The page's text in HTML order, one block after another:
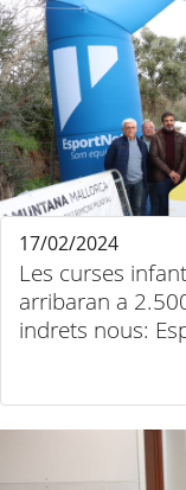
Les curses
arribaran a
indrets nous:
17/02/2024